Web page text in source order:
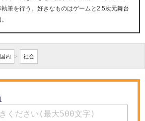
執筆を行う。好きなものはゲームと2.5次元舞台
国内 > 社会